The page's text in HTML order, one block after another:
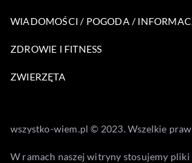
WIADOMOŚCI / POGODA /
ZDROWIE I FITNESS
ZWIERZĘTA
wszystko-wiem.pl © 2023. Wszelkie
W ramach naszej witryny stosujemy pliki